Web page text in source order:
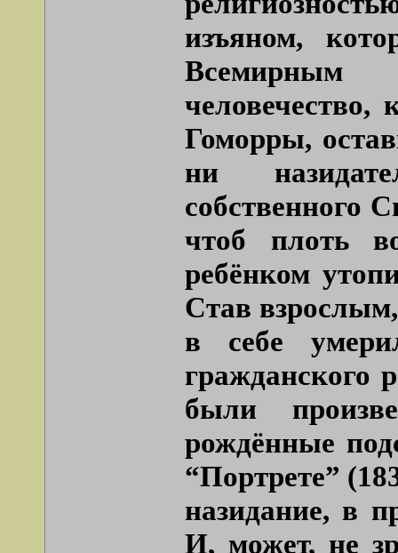
изъяном,
Всемирным
Гоморры,
ни
собственного
чтоб плоть
ребёнком
Став
в себе
гражданского
были
рождённые
“Портрете”
назидание, в
И, может, не